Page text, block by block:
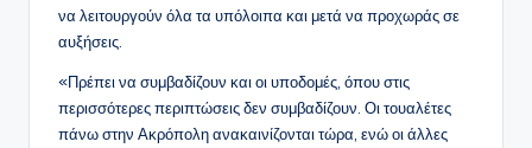
να λειτουργούν όλα τα υπόλοιπα και μετά να προχωράς σε
αυξήσεις.
«Πρέπει να συμβαδίζουν και οι υποδομές, όπου στις
περισσότερες περιπτώσεις δεν συμβαδίζουν. Οι τουαλέτες
πάνω στην Ακρόπολη ανακαινίζονται τώρα, ενώ οι άλλες